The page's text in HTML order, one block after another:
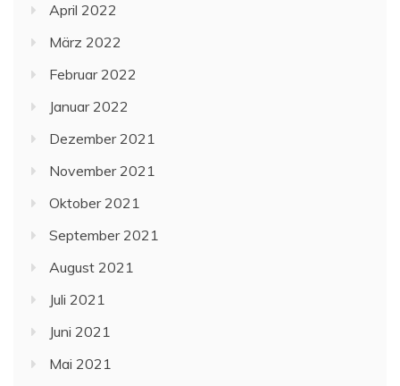
April 2022
März 2022
Februar 2022
Januar 2022
Dezember 2021
November 2021
Oktober 2021
September 2021
August 2021
Juli 2021
Juni 2021
Mai 2021